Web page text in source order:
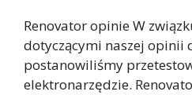
Renovator opinie W
dotyczącymi naszej opinii
postanowiliśmy
elektronarzędzie.